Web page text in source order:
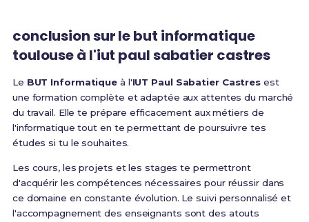
conclusion sur le but informatique
toulouse à l'iut paul sabatier castres
Le BUT Informatique à l'IUT Paul Sabatier Castres est
une formation complète et adaptée aux attentes du marché
du travail. Elle te prépare efficacement aux métiers de
l'informatique tout en te permettant de poursuivre tes
études si tu le souhaites.
Les cours, les projets et les stages te permettront
d'acquérir les compétences nécessaires pour réussir dans
ce domaine en constante évolution. Le suivi personnalisé et
l'accompagnement des enseignants sont des atouts